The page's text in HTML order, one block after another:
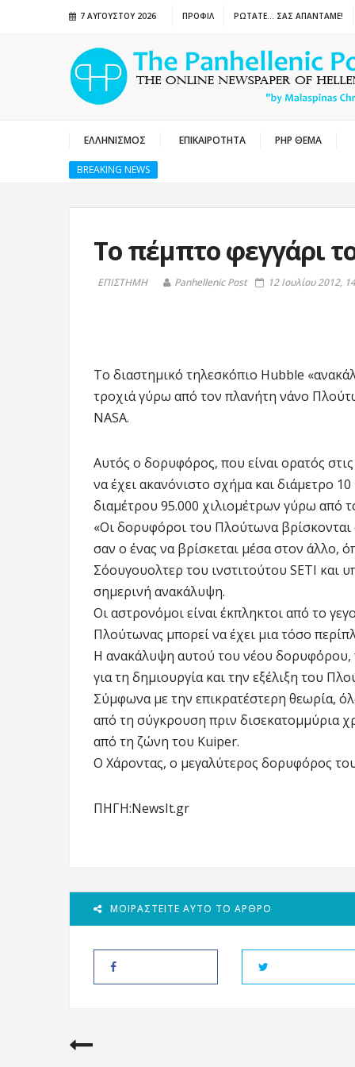
7 ΑΥΓΟΎΣΤΟΥ 2026 ΠΡΟΦΙΛ ΡΩΤΑΤΕ… ΣΑΣ ΑΠΑΝΤΑΜΕ!
ΕΛΛΗΝΙΣΜΟΣ ΕΠΙΚΑΙΡΟΤΗΤΑ PHP ΘΕΜΑ
BREAKING NEWS
Το πέμπτο φεγγάρι
ΕΠΙΣΤΗΜΗ Panhellenic Post 12 Ιουλίου 2012,
Το διαστημικό τηλεσκόπιο Hubble
τροχιά γύρω από τον πλανήτη νάνο
NASA.
Αυτός ο δορυφόρος, που είναι ορατός
να έχει ακανόνιστο σχήμα και διάμετρο
διαμέτρου 95.000 χιλιομέτρων γύρω από
«Οι δορυφόροι του Πλούτωνα βρίσκονται
σαν ο ένας να βρίσκεται μέσα στον
Σόουγουολτερ του ινστιτούτου SETI και
σημερινή ανακάλυψη.
Οι αστρονόμοι είναι έκπληκτοι από το
Πλούτωνας μπορεί να έχει μια τόσο
Η ανακάλυψη αυτού του νέου δορυφόρου,
για τη δημιουργία και την εξέλιξη του
Σύμφωνα με την επικρατέστερη θεωρία,
από τη σύγκρουση πριν δισεκατομμύρια
από τη ζώνη του Kuiper.
Ο Χάροντας, ο μεγαλύτερος δορυφόρος
ΠΗΓΗ:NewsIt.gr
ΜΟΙΡΑΣΤΕΊΤΕ ΑΥΤΌ ΤΟ ΆΡΘΡΟ